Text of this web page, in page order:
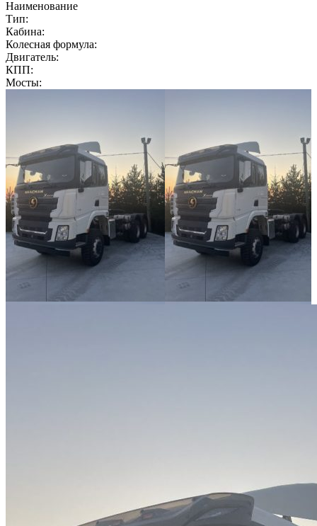
Наименование
Тип:
Кабина:
Колесная формула:
Двигатель:
КПП:
Мосты: